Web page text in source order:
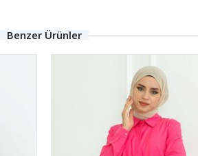
Benzer Ürünler